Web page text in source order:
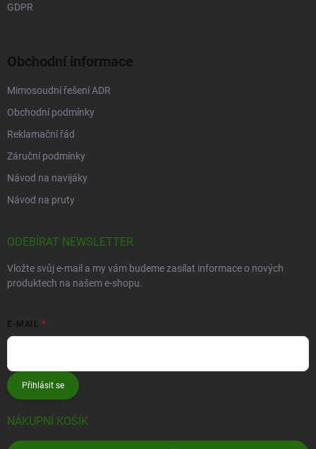
GDPR
Obchodní informace
Mimosoudní řešení ADR
Obchodní podmínky
Reklamační řád
Záruční podmínky
Návod na navijáky
Návod na pruty
ODEBÍRAT NEWSLETTER
Vložte svůj e-mail a my vám budeme zasílat informace o nových
produktech na našem e-shopu.
E-MAIL
Přihlásit se
NÁKUPNÍ KOŠÍK